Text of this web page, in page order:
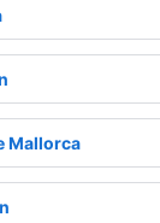
Mallorca